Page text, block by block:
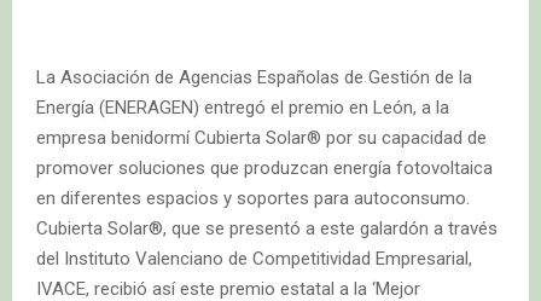
La Asociación de Agencias Españolas de Gestión de la
Energía (ENERAGEN) entregó el premio en León, a la
empresa benidormí Cubierta Solar® por su capacidad de
promover soluciones que produzcan energía fotovoltaica
en diferentes espacios y soportes para autoconsumo.
Cubierta Solar®, que se presentó a este galardón a través
del Instituto Valenciano de Competitividad Empresarial,
IVACE, recibió así este premio estatal a la ‘Mejor